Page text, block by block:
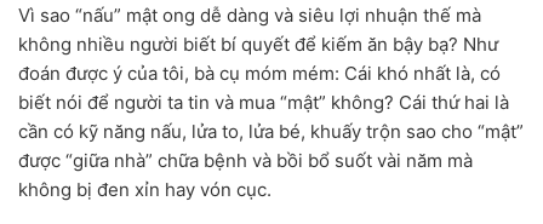
Vì sao “nấu” mật ong dễ dàng và siêu lợi nhuận thế mà
không nhiều người biết bí quyết để kiếm ăn bậy bạ? Như
đoán được ý của tôi, bà cụ móm mém: Cái khó nhất là, có
biết nói để người ta tin và mua “mật” không? Cái thứ hai là
cần có kỹ năng nấu, lửa to, lửa bé, khuấy trộn sao cho “mật”
được “giữa nhà” chữa bệnh và bồi bổ suốt vài năm mà
không bị đen xỉn hay vón cục.